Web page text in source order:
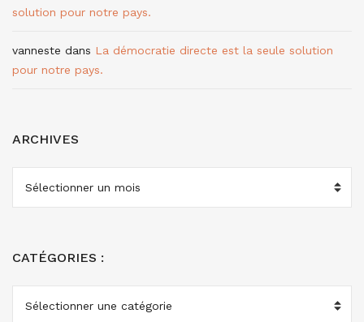
solution pour notre pays.
vanneste dans La démocratie directe est la seule solution
pour notre pays.
ARCHIVES
ARCHIVES
CATÉGORIES :
CATÉGORIES